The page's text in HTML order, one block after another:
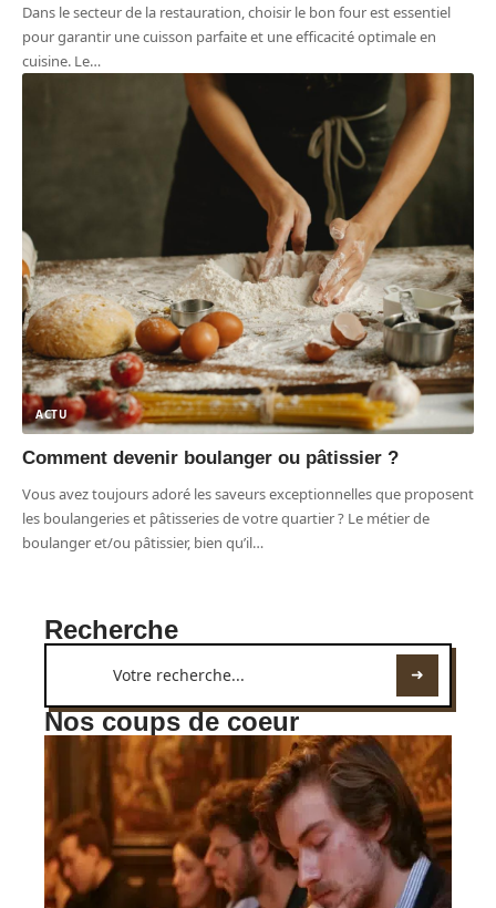
Dans le secteur de la restauration, choisir le bon four est essentiel
pour garantir une cuisson parfaite et une efficacité optimale en
cuisine. Le…
ACTU
Comment devenir boulanger ou pâtissier ?
Vous avez toujours adoré les saveurs exceptionnelles que proposent
les boulangeries et pâtisseries de votre quartier ? Le métier de
boulanger et/ou pâtissier, bien qu’il…
Recherche
Nos coups de coeur